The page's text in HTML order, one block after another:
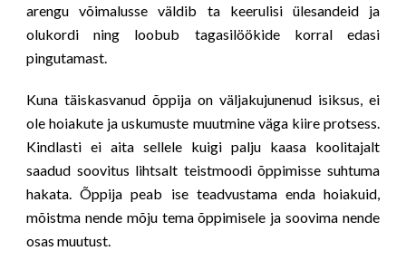
arengu võimalusse väldib ta keerulisi ülesandeid ja
olukordi ning loobub tagasilöökide korral edasi
pingutamast.
Kuna täiskasvanud õppija on väljakujunenud isiksus, ei
ole hoiakute ja uskumuste muutmine väga kiire protsess.
Kindlasti ei aita sellele kuigi palju kaasa koolitajalt
saadud soovitus lihtsalt teistmoodi õppimisse suhtuma
hakata. Õppija peab ise teadvustama enda hoiakuid,
mõistma nende mõju tema õppimisele ja soovima nende
osas muutust.